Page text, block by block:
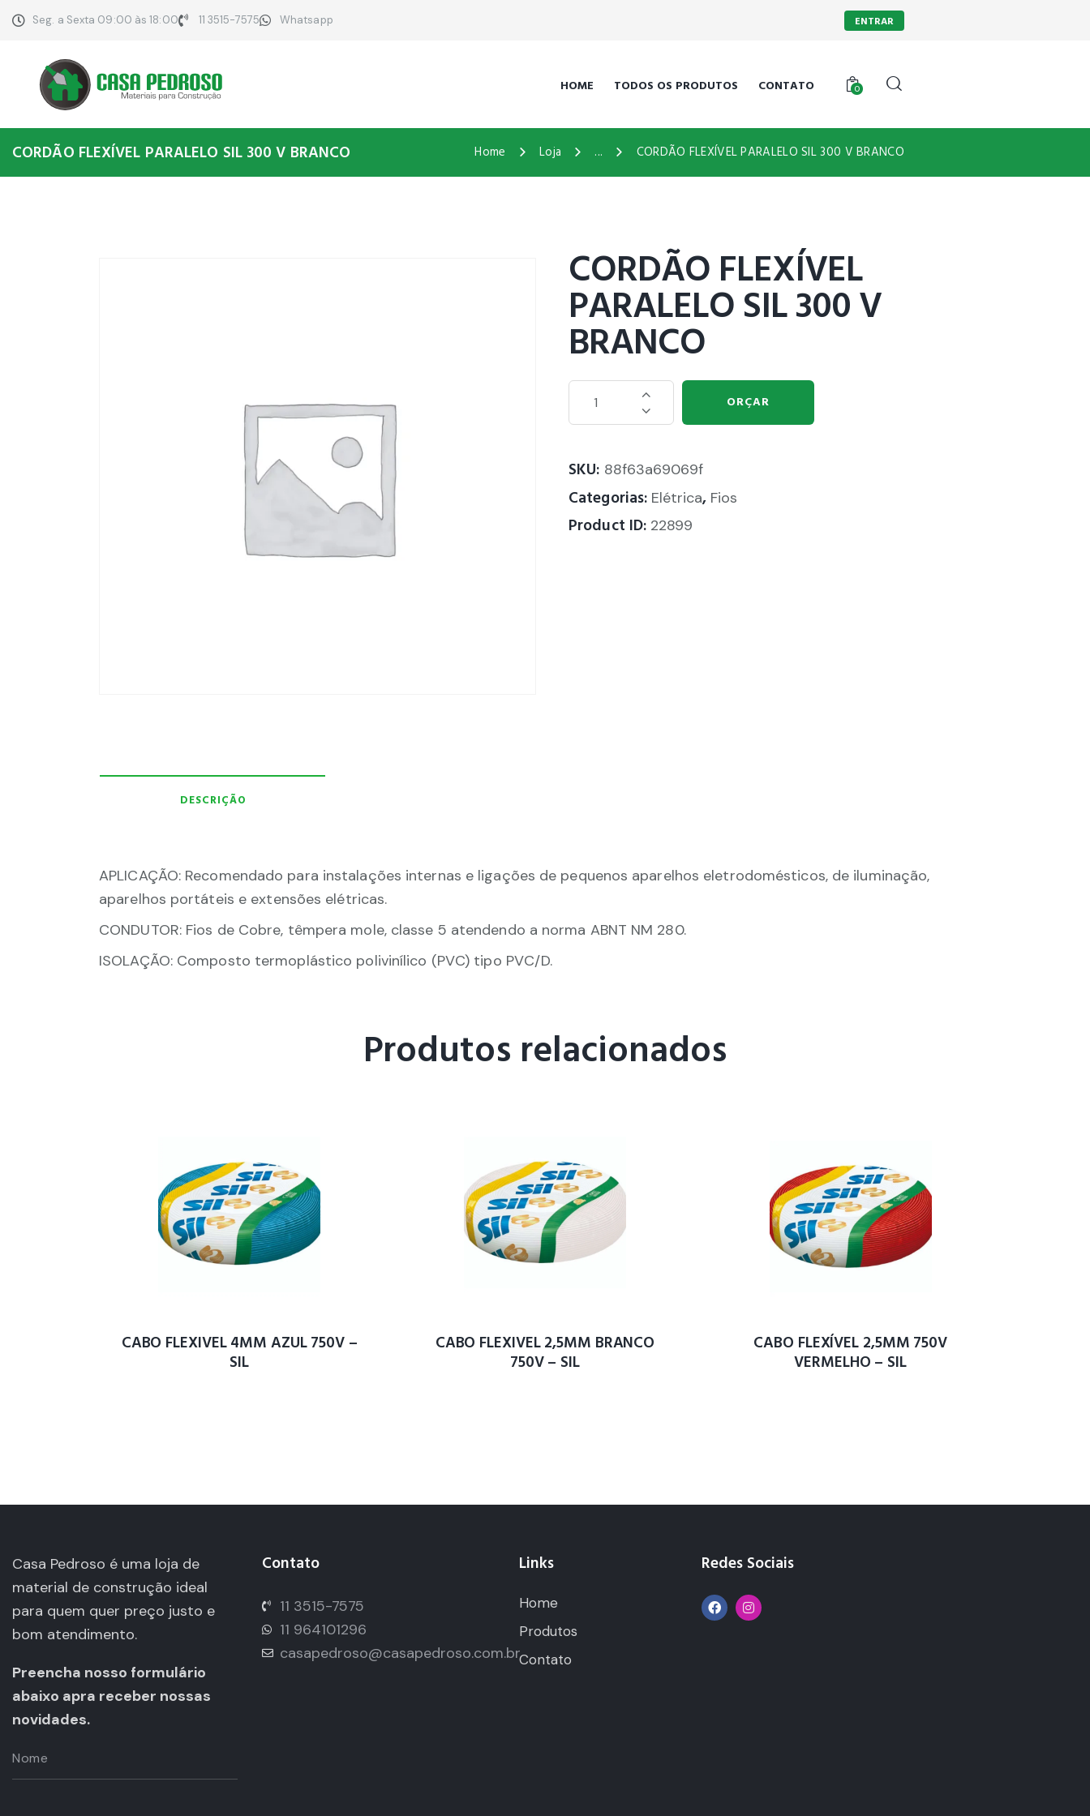
Seg. a Sexta 09:00 às 18:00 11 3515-7575 Whatsapp ENTRAR
HOME TODOS OS PRODUTOS CONTATO 0
CORDÃO FLEXÍVEL PARALELO SIL 300 V BRANCO Home Loja ... CORDÃO FLEXÍVEL PARALELO SIL 300 V BRANCO
CORDÃO FLEXÍVEL
PARALELO SIL 300 V
BRANCO
ORÇAR
SKU: 88f63a69069f
Categorias: Elétrica, Fios
Product ID: 22899
DESCRIÇÃO
APLICAÇÃO: Recomendado para instalações internas e ligações de pequenos aparelhos eletrodomésticos, de iluminação,
aparelhos portáteis e extensões elétricas.
CONDUTOR: Fios de Cobre, têmpera mole, classe 5 atendendo a norma ABNT NM 280.
ISOLAÇÃO: Composto termoplástico polivinílico (PVC) tipo PVC/D.
Produtos relacionados
CABO FLEXIVEL 4MM AZUL 750V –
SIL
CABO FLEXIVEL 2,5MM BRANCO
750V – SIL
CABO FLEXÍVEL 2,5MM 750V
VERMELHO – SIL
Casa Pedroso é uma loja de
material de construção ideal
para quem quer preço justo e
bom atendimento.
Preencha nosso formulário
abaixo apra receber nossas
novidades.
Contato
11 3515-7575
11 964101296
casapedroso@casapedroso.com.br
Links
Home
Produtos
Contato
Redes Sociais